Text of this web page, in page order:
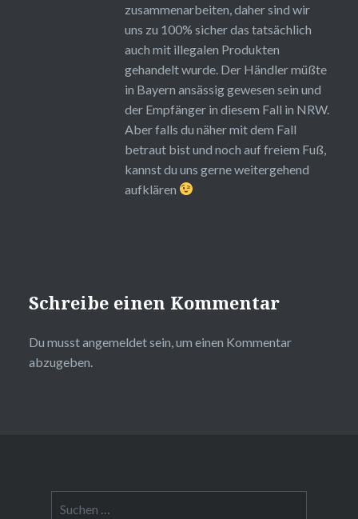
zusammenarbeiten, daher sind wir
uns zu 100% sicher das tatsächlich
auch mit illegalen Produkten
gehandelt wurde. Der Händler müßte
in Bayern ansässig gewesen sein und
der Empfänger in diesem Fall in NRW.
Aber falls du näher mit dem Fall
betraut bist und noch auf freiem Fuß,
kannst du uns gerne weitergehend
aufklären
Schreibe einen Kommentar
Du musstangemeldetsein, um einen Kommentar
abzugeben.